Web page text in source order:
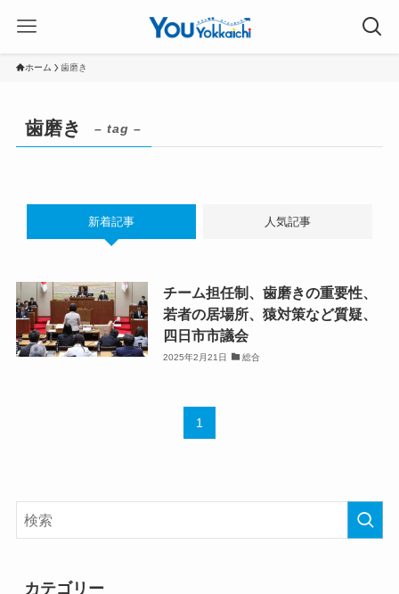
ホーム 歯磨き
歯磨き – tag –
新着記事 人気記事
チーム担任制、歯磨きの重要性、
若者の居場所、猿対策など質疑、
四日市市議会
2025年2月21日 総合
1
カテゴリー